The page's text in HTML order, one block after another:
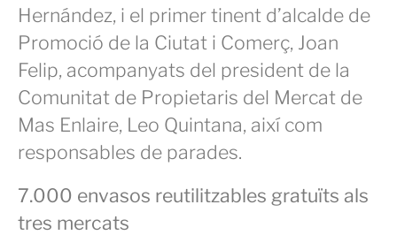
Hernández, i el primer tinent d’alcalde de
Promoció de la Ciutat i Comerç, Joan
Felip, acompanyats del president de la
Comunitat de Propietaris del Mercat de
Mas Enlaire, Leo Quintana, així com
responsables de parades.
7.000 envasos reutilitzables gratuïts als
tres mercats